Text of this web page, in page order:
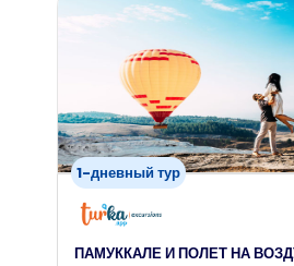
1-дневный тур
ПАМУККАЛЕ И ПОЛЕТ НА